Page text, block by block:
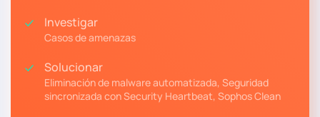
Investigar
Casos de amenazas
Solucionar
Eliminación de malware automatizada, Seguridad
sincronizada con Security Heartbeat, Sophos Clean